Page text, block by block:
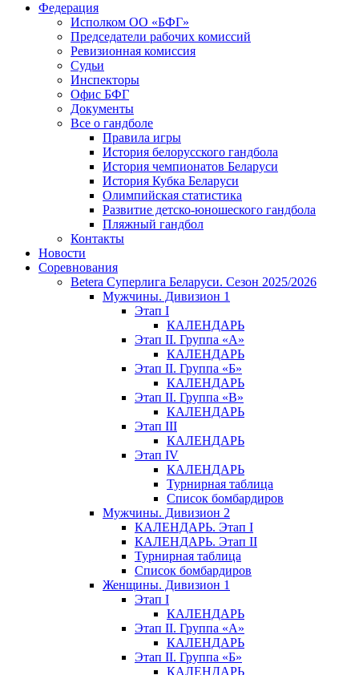
Федерация
Исполком ОО «БФГ»
Председатели рабочих комиссий
Ревизионная комиссия
Судьи
Инспекторы
Офис БФГ
Документы
Все о гандболе
Правила игры
История белорусского гандбола
История чемпионатов Беларуси
История Кубка Беларуси
Олимпийская статистика
Развитие детско-юношеского гандбола
Пляжный гандбол
Контакты
Новости
Соревнования
Betera Суперлига Беларуси. Сезон 2025/2026
Мужчины. Дивизион 1
Этап I
КАЛЕНДАРЬ
Этап II. Группа «А»
КАЛЕНДАРЬ
Этап II. Группа «Б»
КАЛЕНДАРЬ
Этап II. Группа «В»
КАЛЕНДАРЬ
Этап III
КАЛЕНДАРЬ
Этап IV
КАЛЕНДАРЬ
Турнирная таблица
Список бомбардиров
Мужчины. Дивизион 2
КАЛЕНДАРЬ. Этап I
КАЛЕНДАРЬ. Этап II
Турнирная таблица
Список бомбардиров
Женщины. Дивизион 1
Этап I
КАЛЕНДАРЬ
Этап II. Группа «А»
КАЛЕНДАРЬ
Этап II. Группа «Б»
КАЛЕНДАРЬ